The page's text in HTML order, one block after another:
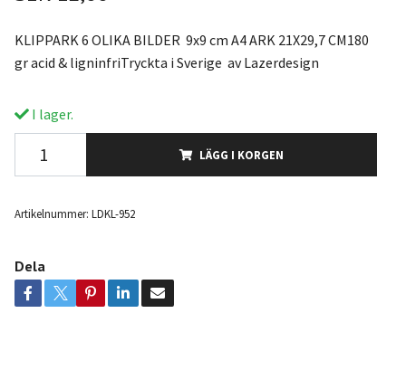
KLIPPARK 6 OLIKA BILDER 9x9 cm A4 ARK 21X29,7 CM180
gr acid & ligninfriTryckta i Sverige av Lazerdesign
I lager.
LÄGG I KORGEN
Artikelnummer: LDKL-952
Dela